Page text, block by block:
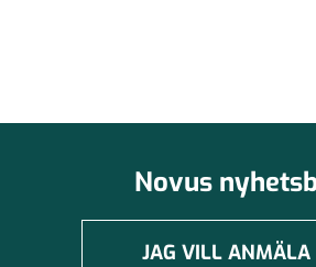
Novus
JAG VILL ANMÄLA